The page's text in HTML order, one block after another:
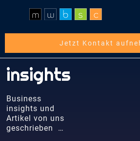
Jetzt Kontakt
insights
Business
insights und
Artikel von uns
geschrieben …